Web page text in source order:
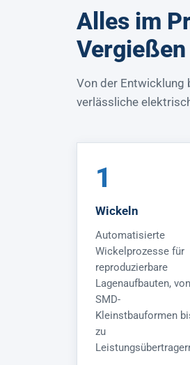
Alles im
Von der Entwicklung
verlässliche
1
Wickeln
Automatisierte
Wickelprozesse für
reproduzierbare
Lagenaufbauten, von
SMD-
Kleinstbauformen
zu